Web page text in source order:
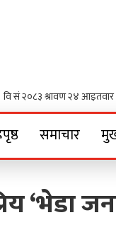
समाचार
‘भेडा